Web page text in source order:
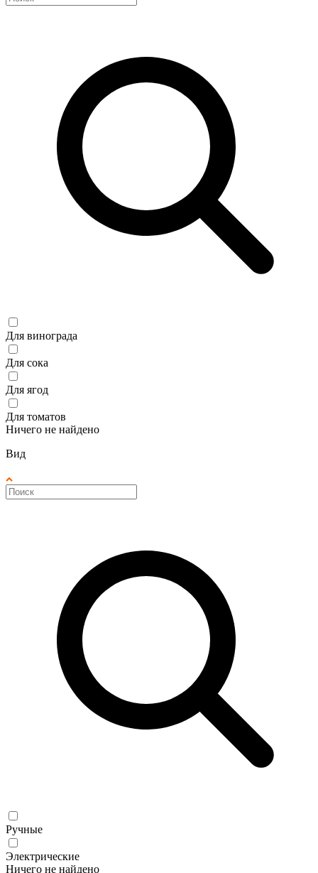
Для винограда
Для сока
Для ягод
Для томатов
Ничего не найдено
Вид
Ручные
Электрические
Ничего не найдено